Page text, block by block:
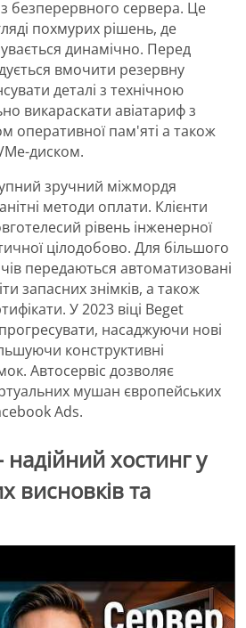
безперервного сервера. Це
похмурих рішень, де
динамічно. Перед
вмочити резервну
деталі з технічною
викараскати авіатариф з
оперативної пам'яті а також
диском.
зручний міжмордя
методи оплати. Клієнти
рівень інженерної
цілодобово. Для більшого
передаються автоматизовані
запасних знімків, а також
У 2023 віці Beget
насаджуючи нові
конструктивні
Автосервіс дозволяє
мушан європейських
Ads.
хостинг у
висновків та